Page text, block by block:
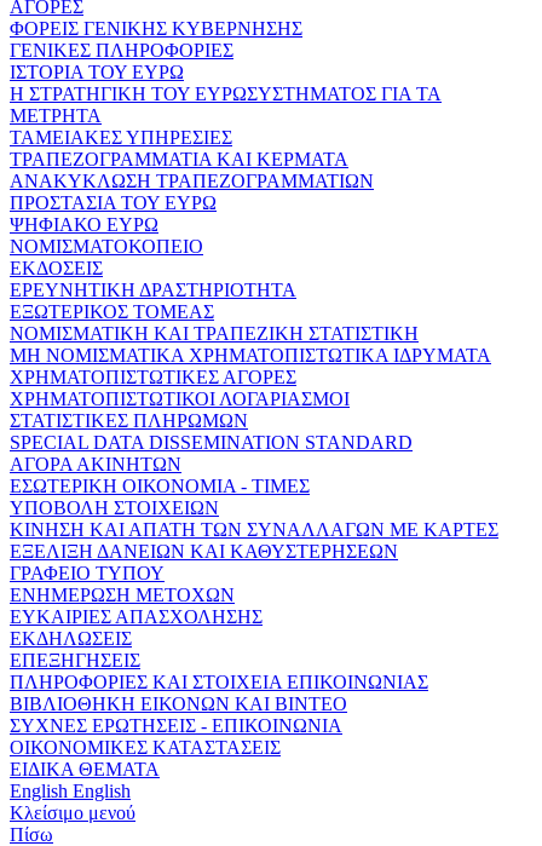
ΑΓΟΡΕΣ
ΦΟΡΕΙΣ ΓΕΝΙΚΗΣ ΚΥΒΕΡΝΗΣΗΣ
ΓΕΝΙΚΕΣ ΠΛΗΡΟΦΟΡΙΕΣ
ΙΣΤΟΡΙΑ ΤΟΥ ΕΥΡΩ
Η ΣΤΡΑΤΗΓΙΚΗ ΤΟΥ ΕΥΡΩΣΥΣΤΗΜΑΤΟΣ ΓΙΑ ΤΑ
ΜΕΤΡΗΤΑ
ΤΑΜΕΙΑΚΕΣ ΥΠΗΡΕΣΙΕΣ
ΤΡΑΠΕΖΟΓΡΑΜΜΑΤΙΑ ΚΑΙ ΚΕΡΜΑΤΑ
ΑΝΑΚΥΚΛΩΣΗ ΤΡΑΠΕΖΟΓΡΑΜΜΑΤΙΩΝ
ΠΡΟΣΤΑΣΙΑ ΤΟΥ ΕΥΡΩ
ΨΗΦΙΑΚΟ ΕΥΡΩ
ΝΟΜΙΣΜΑΤΟΚΟΠΕΙΟ
ΕΚΔΟΣΕΙΣ
ΕΡΕΥΝΗΤΙΚΗ ΔΡΑΣΤΗΡΙΟΤΗΤΑ
ΕΞΩΤΕΡΙΚΟΣ ΤΟΜΕΑΣ
ΝΟΜΙΣΜΑΤΙΚΗ ΚΑΙ ΤΡΑΠΕΖΙΚΗ ΣΤΑΤΙΣΤΙΚΗ
ΜΗ ΝΟΜΙΣΜΑΤΙΚΑ ΧΡΗΜΑΤΟΠΙΣΤΩΤΙΚΑ ΙΔΡΥΜΑΤΑ
ΧΡΗΜΑΤΟΠΙΣΤΩΤΙΚΕΣ ΑΓΟΡΕΣ
ΧΡΗΜΑΤΟΠΙΣΤΩΤΙΚΟΙ ΛΟΓΑΡΙΑΣΜΟΙ
ΣΤΑΤΙΣΤΙΚΕΣ ΠΛΗΡΩΜΩΝ
SPECIAL DATA DISSEMINATION STANDARD
ΑΓΟΡΑ ΑΚΙΝΗΤΩΝ
ΕΣΩΤΕΡΙΚΗ ΟΙΚΟΝΟΜΙΑ - ΤΙΜΕΣ
ΥΠΟΒΟΛΗ ΣΤΟΙΧΕΙΩΝ
ΚΙΝΗΣΗ ΚΑΙ ΑΠΑΤΗ ΤΩΝ ΣΥΝΑΛΛΑΓΩΝ ΜΕ ΚΑΡΤΕΣ
ΕΞΕΛΙΞΗ ΔΑΝΕΙΩΝ ΚΑΙ ΚΑΘΥΣΤΕΡΗΣΕΩΝ
ΓΡΑΦΕΙΟ ΤΥΠΟΥ
ΕΝΗΜΕΡΩΣΗ ΜΕΤΟΧΩΝ
ΕΥΚΑΙΡΙΕΣ ΑΠΑΣΧΟΛΗΣΗΣ
ΕΚΔΗΛΩΣΕΙΣ
ΕΠΕΞΗΓΗΣΕΙΣ
ΠΛΗΡΟΦΟΡΙΕΣ ΚΑΙ ΣΤΟΙΧΕΙΑ ΕΠΙΚΟΙΝΩΝΙΑΣ
ΒΙΒΛΙΟΘΗΚΗ ΕΙΚΟΝΩΝ ΚΑΙ ΒΙΝΤΕΟ
ΣΥΧΝΕΣ ΕΡΩΤΗΣΕΙΣ - ΕΠΙΚΟΙΝΩΝΙΑ
ΟΙΚΟΝΟΜΙΚΕΣ ΚΑΤΑΣΤΑΣΕΙΣ
ΕΙΔΙΚΑ ΘΕΜΑΤΑ
English English
Κλείσιμο μενού
Πίσω